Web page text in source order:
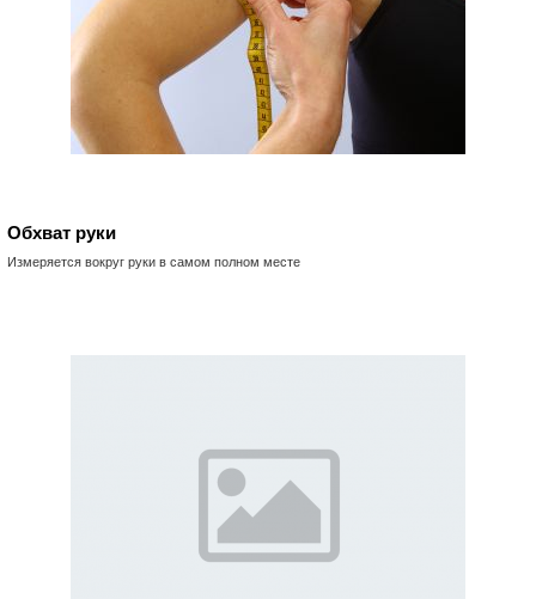
Обхват руки
Измеряется вокруг руки в самом полном месте